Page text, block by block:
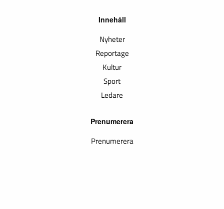
Innehåll
Nyheter
Reportage
Kultur
Sport
Ledare
Prenumerera
Prenumerera